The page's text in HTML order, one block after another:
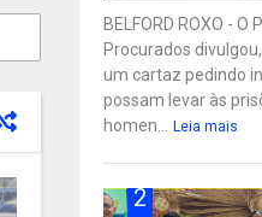
BELFORD ROXO - O
Procurados
um cartaz pedindo
possam levar às
homen... Leia mais
2